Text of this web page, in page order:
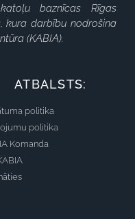
baznīcas Rīgas
kura darbību nodrošina
(KABIA).
ATBALSTS:
politika
politika
Komanda